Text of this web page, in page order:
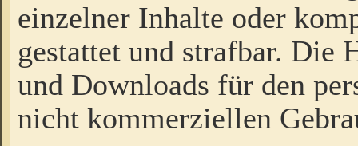
einzelner Inhalte oder
gestattet und strafbar. Die
und Downloads für den
nicht kommerziellen